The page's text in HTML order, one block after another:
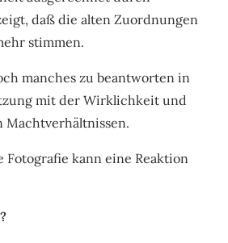
daß die alten Zuordnungen
stimmen.
manches zu beantworten in
mit der Wirklichkeit und
Machtverhältnissen.
Fotografie kann eine Reaktion